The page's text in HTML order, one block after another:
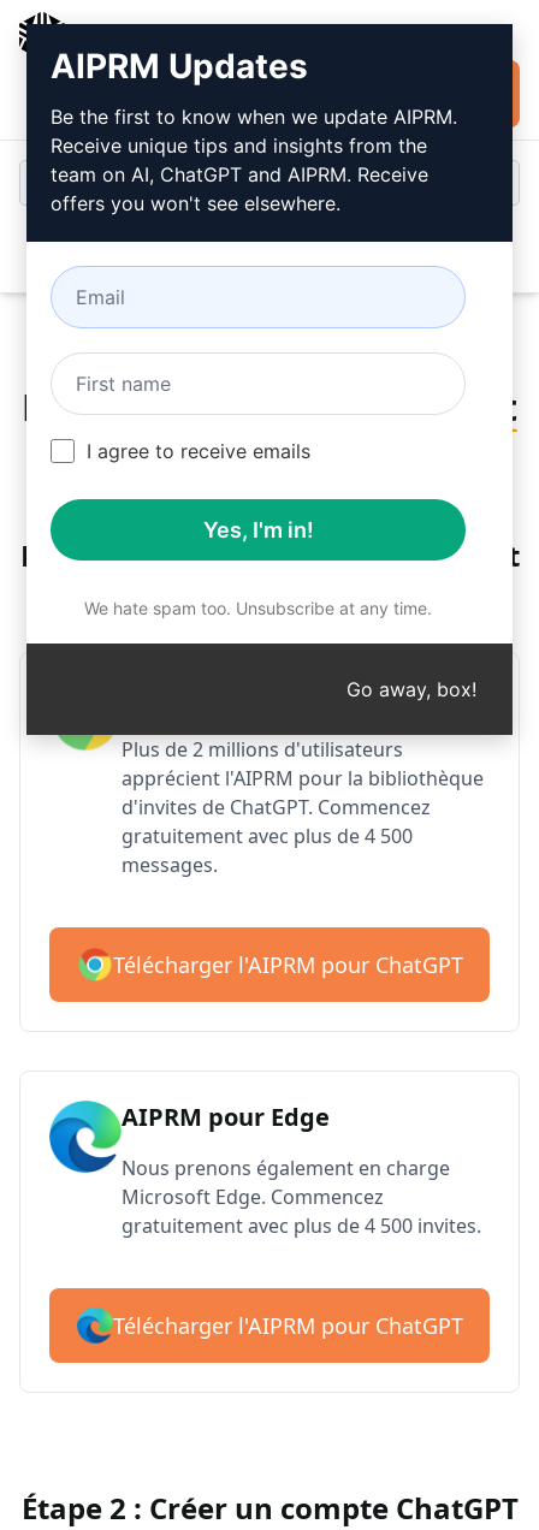
gratuitement
Essayez ceChatGPT Prompt
maintenant
Étape 1 : Télécharger gratuitement
l'AIPRM
AIPRM pour Google Chrome
Plus de 2 millions d'utilisateurs
apprécient l'AIPRM pour la bibliothèque
d'invites de ChatGPT. Commencez
gratuitement avec plus de 4 500
messages.
Télécharger l'AIPRM pour ChatGPT
AIPRM pour Edge
Nous prenons également en charge
Microsoft Edge. Commencez
gratuitement avec plus de 4 500 invites.
Télécharger l'AIPRM pour ChatGPT
Étape 2 : Créer un compte ChatGPT
AIPRM Updates
Be the first to know when we update AIPRM.
Receive unique tips and insights from the
team on AI, ChatGPT and AIPRM. Receive
offers you won't see elsewhere.
I agree to receive emails
Yes, I'm in!
We hate spam too. Unsubscribe at any time.
Go away, box!